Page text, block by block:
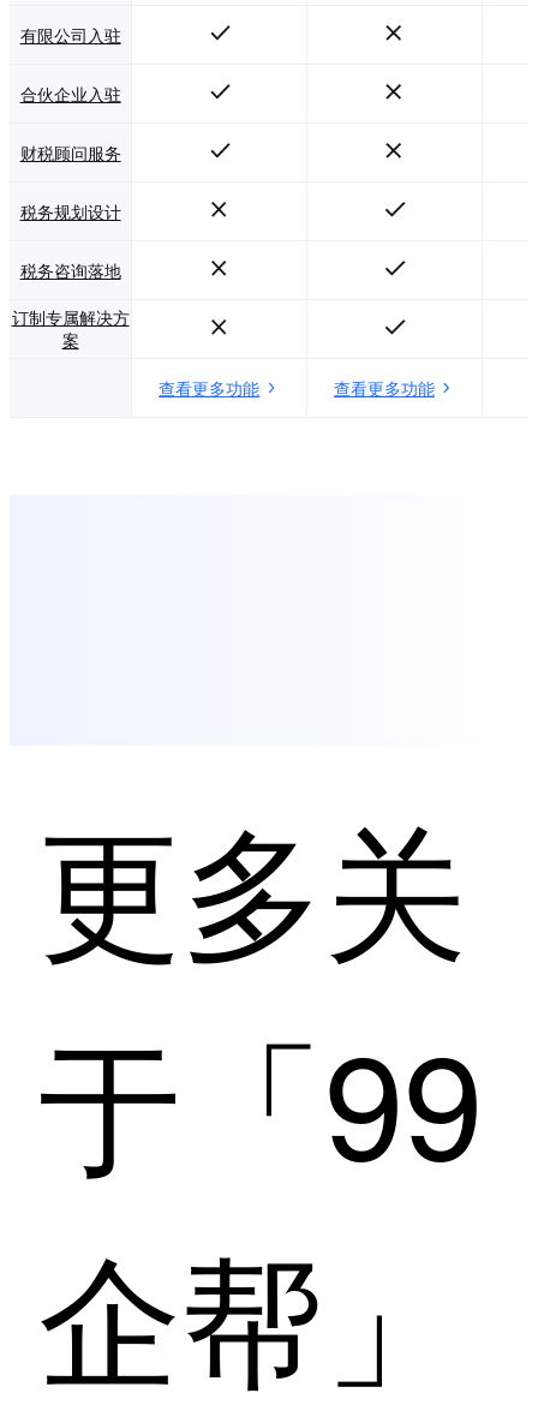
有限公司入驻
合伙企业入驻
财税顾问服务
税务规划设计
税务咨询落地
订制专属解决方
案
查看更多功能
查看更多功能
更多关
于「99
企帮」